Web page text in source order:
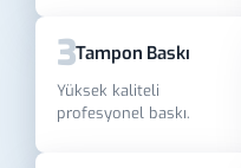
3Tampon Baskı
Yüksek kaliteli
profesyonel baskı.